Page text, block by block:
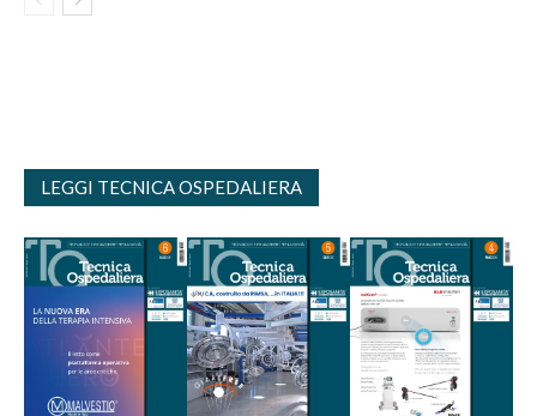
LEGGI TECNICA OSPEDALIERA